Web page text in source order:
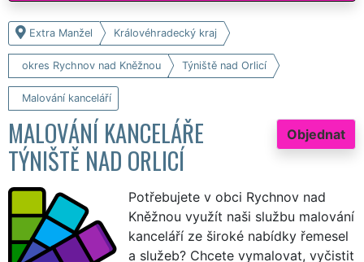
Extra Manžel Královéhradecký kraj
okres Rychnov nad Kněžnou Týniště nad Orlicí
Malování kanceláří
Objednat
MALOVÁNÍ KANCELÁŘE
TÝNIŠTĚ NAD ORLICÍ
Potřebujete v obci Rychnov nad
Kněžnou využít naši službu malování
kanceláří ze široké nabídky řemesel
a služeb? Chcete vymalovat, vyčistit